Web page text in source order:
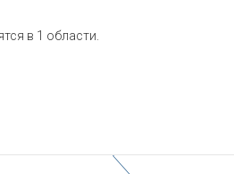
в 1 области.